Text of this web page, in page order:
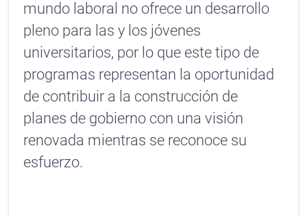
mundo laboral no ofrece un desarrollo
pleno para las y los jóvenes
universitarios, por lo que este tipo de
programas representan la oportunidad
de contribuir a la construcción de
planes de gobierno con una visión
renovada mientras se reconoce su
esfuerzo.